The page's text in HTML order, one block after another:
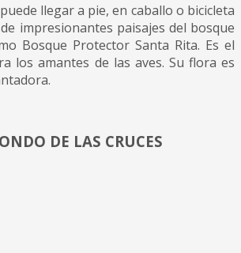
llegar a pie, en caballo o bicicleta
impresionantes paisajes del bosque
Bosque Protector Santa Rita. Es el
los amantes de las aves. Su flora es
DE LAS CRUCES